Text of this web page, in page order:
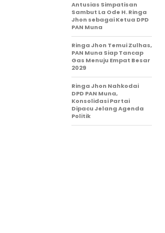
Antusias Simpatisan
Sambut La Ode H. Ringa
Jhon sebagai Ketua DPD
PAN Muna
Ringa Jhon Temui Zulhas,
PAN Muna Siap Tancap
Gas Menuju Empat Besar
2029
Ringa Jhon Nahkodai
DPD PAN Muna,
Konsolidasi Partai
Dipacu Jelang Agenda
Politik